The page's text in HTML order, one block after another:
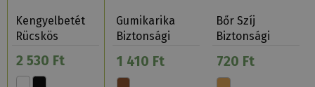
Kengyelbetét
Rücskös
2 530 Ft
Gumikarika
Biztonsági
1 410 Ft
Bőr Szíj
Biztonsági
720 Ft